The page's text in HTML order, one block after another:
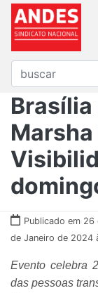
Brasília
Publicado em
de Janeiro de 2024
Evento celebra
das pessoas